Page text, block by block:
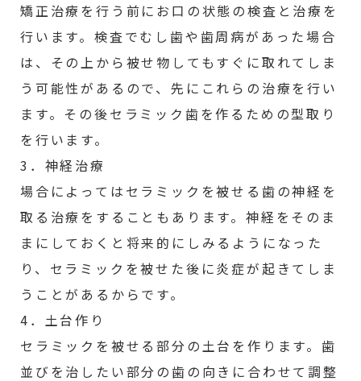
矯正治療を行う前にお口の状態の検査と治療を
行います。検査でむし歯や歯周病があった場合
は、その上から被せ物してもすぐに取れてしま
う可能性があるので、先にこれらの治療を行い
ます。その後セラミック歯を作るための型取り
を行います。
3．神経治療
場合によってはセラミックを被せる歯の神経を
取る治療をすることもあります。神経をそのま
まにしておくと将来的にしみるようになった
り、セラミックを被せた後に炎症が起きてしま
うことがあるからです。
4．土台作り
セラミックを被せる部分の土台を作ります。歯
並びを治したい部分の歯の向きに合わせて調整